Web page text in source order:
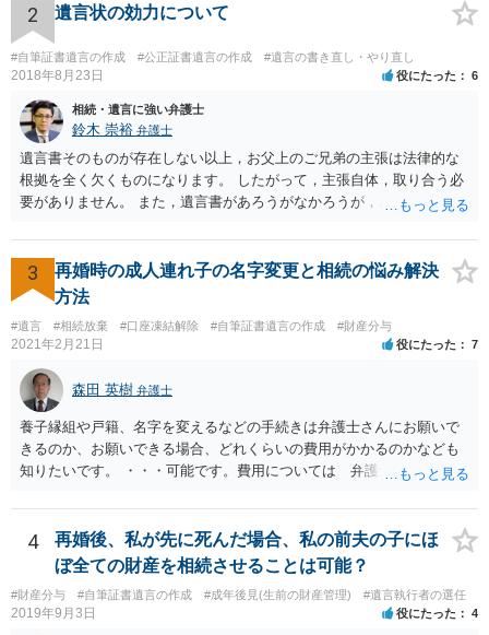
情を話して相談して、「廃除」が可能か、実際に法律相談を受けるこ
とをお勧めします。
2 遺言状の効力について
#自筆証書遺言の作成 #公正証書遺言の作成 #遺言の書き直し・やり直し
2018年8月23日 役にたった 6
相続・遺言に強い弁護士
鈴木 崇裕 弁護士
遺言書そのものが存在しない以上，お父上のご兄弟の主張は法律的な
根拠を全く欠くものになります。 したがって，主張自体，取り合う必
要がありません。 また，遺言書があろうがなかろうが，お父上のご兄
ご回答にもありますが， 代理人弁護士をたてて，その弁護士から相手
方に対して， ・相続に関する主張は法的根拠がなく，一切応じないこ
と ・今後一切の連絡をしてこないでほしいこと ・連絡を継続してくる
ようであれば警察への通報や法的措置も辞さないこと などを記載した
書面を発送してもらうことがよろしいように思います。
3
再婚時の成人連れ子の名字変更と相続の悩み解決
方法
#遺言 #相続放棄 #口座凍結解除 #自筆証書遺言の作成 #財産分与
2021年2月21日 役にたった 7
森田 英樹 弁護士
養子縁組や戸籍、名字を変えるなどの手続きは弁護士さんにお願いで
きるのか、お願いできる場合、どれくらいの費用がかかるのかなども
知りたいです。 ・・・可能です。費用については 弁護士と直接面談
ています。 やはり、成人した子のことまでごちゃごちゃ考えず、自分
の事だけ考えるべきなのでしょうか ・・・お子さんの事をまで含め良
い解決案があればお悩みになるのは当然と言えば当然のことです。 彼
と親子関係を結びたいと思っているが、名字は変えたくない・・・養
子縁組の必要があり 氏も変更することになります。 しかし 彼は成人
しているとは言え、自分の子と私の連れ子、全て平等にしたいと希
4
再婚後、私が先に死んだ場合、私の前夫の子にほ
ぼ全ての財産を相続させることは可能？
#財産分与 #自筆証書遺言の作成 #成年後見(生前の財産管理) #遺言執行者の選任
2019年9月3日 役にたった 4